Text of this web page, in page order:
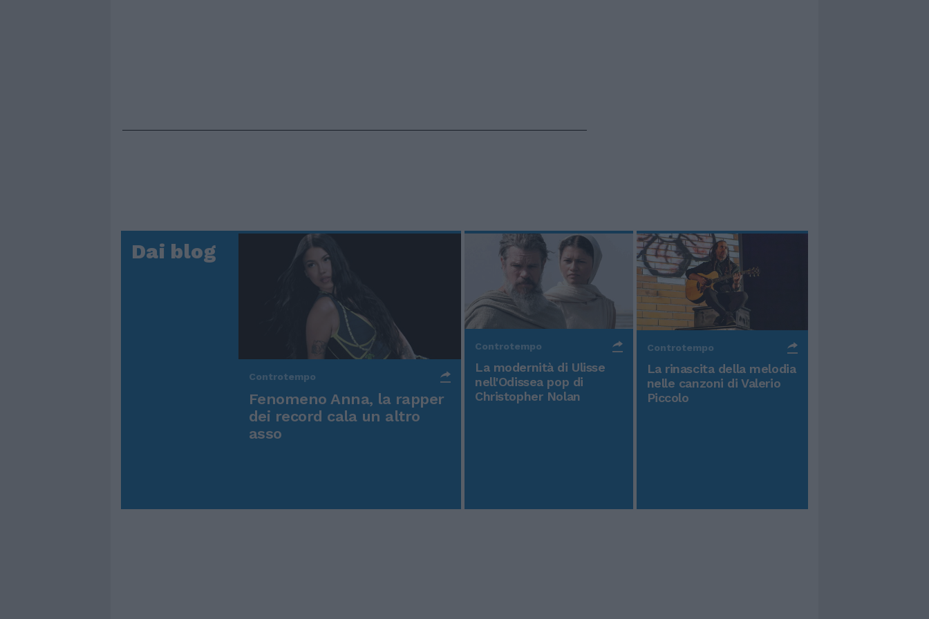
Dai blog
Controtempo
Fenomeno Anna, la rapper
dei record cala un altro
asso
Controtempo
La modernità di Ulisse
nell'Odissea pop di
Christopher Nolan
Controtempo
La rinascita della melodia
nelle canzoni di Valerio
Piccolo